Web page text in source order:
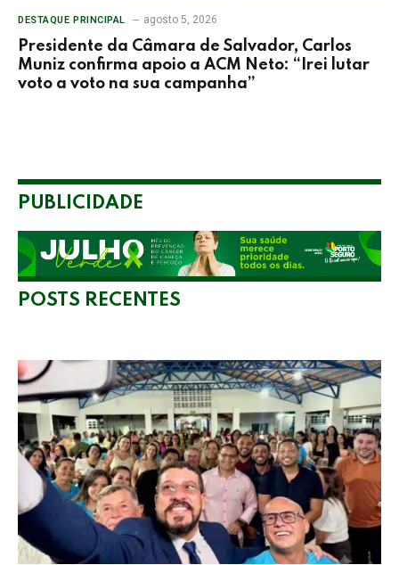
DESTAQUE PRINCIPAL agosto 5, 2026
Presidente da Câmara de Salvador, Carlos
Muniz confirma apoio a ACM Neto: “Irei lutar
voto a voto na sua campanha”
PUBLICIDADE
POSTS RECENTES